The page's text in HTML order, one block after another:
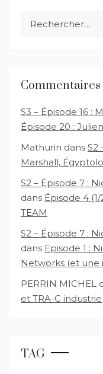
Commentaires
S3 – Épisode 16 :
Épisode 20 :
Mathurin dans S2
Marshall,
S2 – Épisode 7 :
dans Épisode 4
TEAM
S2 – Épisode 7 :
dans Episode 1 :
Networks (et une
PERRIN MICHEL
et TRA-C industrie
TAG